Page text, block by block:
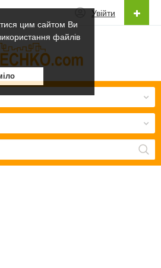
цим сайтом Ви
файлів
Увійти